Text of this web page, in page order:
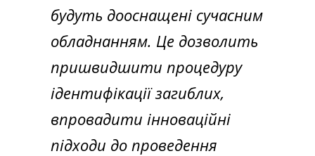
будуть дооснащені сучасним
обладнанням. Це дозволить
пришвидшити процедуру
ідентифікації загиблих,
впровадити інноваційні
підходи до проведення